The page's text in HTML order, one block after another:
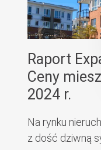
Raport
Ceny
2024 r.
Na rynku
z dość dziwną